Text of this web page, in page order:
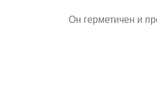
Он герметичен и